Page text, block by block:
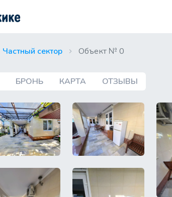
Частный сектор Объект № 0
БРОНЬ КАРТА ОТЗЫВЫ